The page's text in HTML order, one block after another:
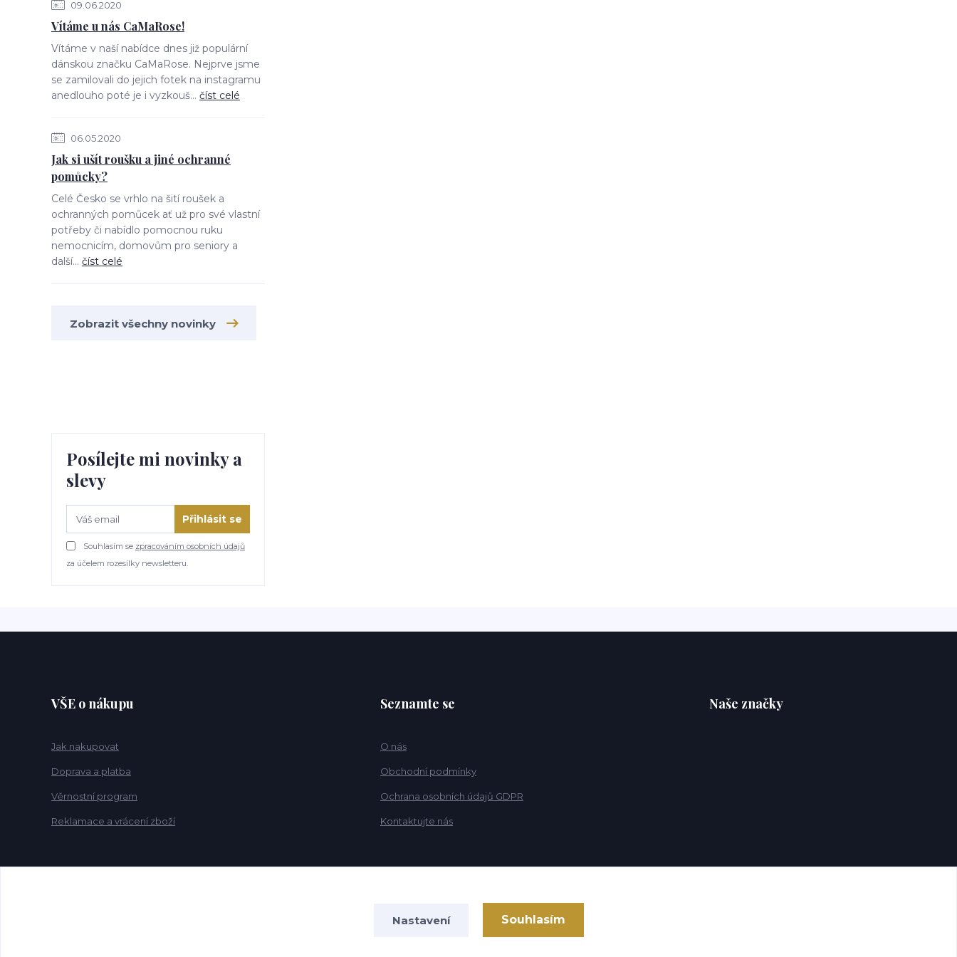
09.06.2020
Vítáme u nás CaMaRose!
Vítáme v naší nabídce dnes již populární
dánskou značku CaMaRose. Nejprve jsme
se zamilovali do jejich fotek na instagramu
anedlouho poté je i vyzkouš... číst celé
06.05.2020
Jak si ušít roušku a jiné ochranné
pomůcky?
Celé Česko se vrhlo na šití roušek a
ochranných pomůcek ať už pro své vlastní
potřeby či nabídlo pomocnou ruku
nemocnicím, domovům pro seniory a
další... číst celé
Zobrazit všechny novinky
Posílejte mi novinky a
slevy
Přihlásit se
Souhlasím se zpracováním osobních údajů
za účelem rozesílky newsletteru.
VŠE o nákupu
Jak nakupovat
Doprava a platba
Věrnostní program
Reklamace a vrácení zboží
Seznamte se
O nás
Obchodní podmínky
Ochrana osobních údajů GDPR
Kontaktujte nás
Naše značky
Nastavení Souhlasím